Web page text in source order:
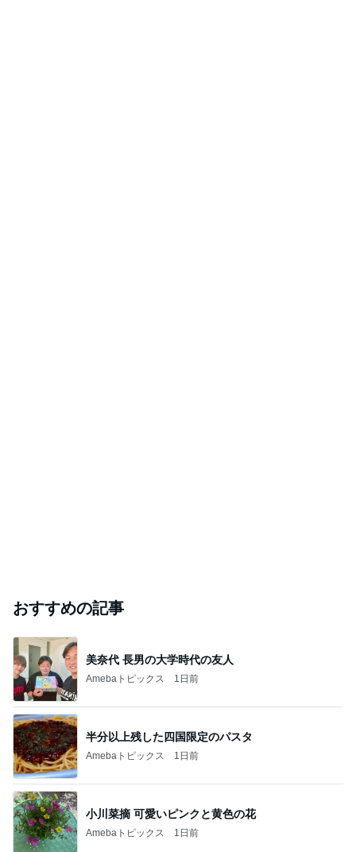
おすすめの記事
美奈代 長男の大学時代の友人
Amebaトピックス 1日前
半分以上残した四国限定のパスタ
Amebaトピックス 1日前
小川菜摘 可愛いピンクと黄色の花
Amebaトピックス 1日前